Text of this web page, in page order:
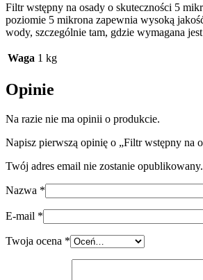
Akcesoria do wody
Narzedzia do wody
Zawory do wody
Elementy montazowe
Filtr wstępny na osady o skuteczności 5
poziomie 5 mikrona zapewnia wysoką
wody, szczególnie tam, gdzie wymagana
Waga 1 kg
Opinie
Na razie nie ma opinii o produkcie.
Napisz pierwszą opinię o „Filtr wstępny na
Twój adres email nie zostanie opublikowany.
Nazwa *
E-mail *
Twoja ocena *